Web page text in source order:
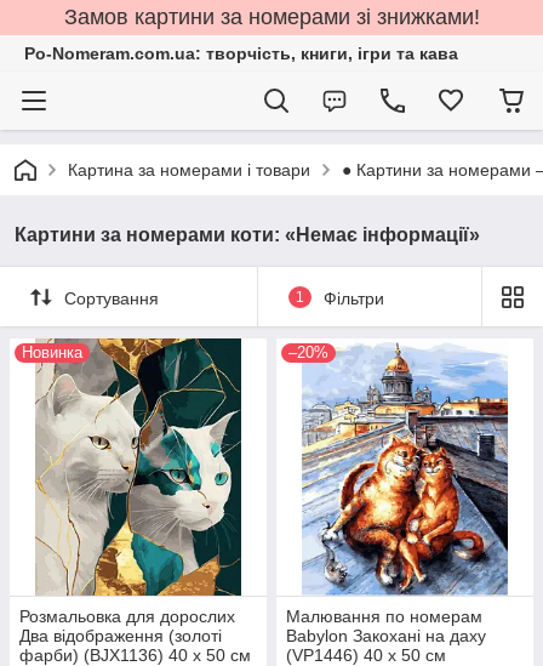
Замов картини за номерами зі знижками!
Po-Nomeram.com.ua: творчість, книги, ігри та кава
Картина за номерами і товари ● Картини за номерами
Картини за номерами коти: «Немає інформації»
Сортування 1 Фільтри
Новинка
Розмальовка для дорослих
Два відображення (золоті
фарби) (BJX1136) 40 х 50 см
–20%
Малювання по номерам
Babylon Закохані на даху
(VP1446) 40 х 50 см